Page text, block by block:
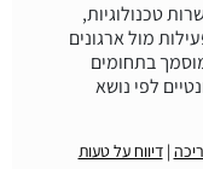
טכנולוגיות,
מול ארגונים
בתחומים
לפי נושא
|דיווח על טעות